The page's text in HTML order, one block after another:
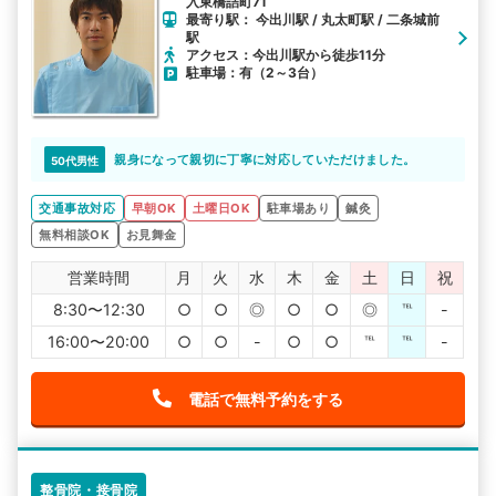
最寄り駅： 今出川駅 / 丸太町駅 / 二条城前
駅
アクセス：今出川駅から徒歩11分
駐車場：有（2～3台）
50代男性 親身になって親切に丁寧に対応していただけました。
交通事故対応 早朝OK 土曜日OK 駐車場あり
鍼灸
無料相談OK
お見舞金
営業時間 月 火 水 木 金 土 日
祝
8:30〜12:30
○ ○ ◎ ○ ○ ◎ ℡
-
16:00〜20:00
○ ○ - ○ ○ ℡ ℡ -
電話で無料予約をする
整骨院・接骨院